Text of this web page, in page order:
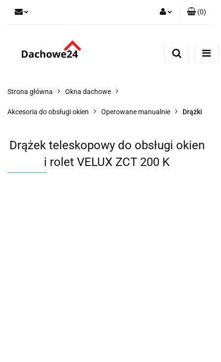
(0)
Strona główna Okna dachowe
Akcesoria do obsługi okien Operowane manualnie Drążki
Drążek teleskopowy do obsługi okien
i rolet VELUX ZCT 200 K